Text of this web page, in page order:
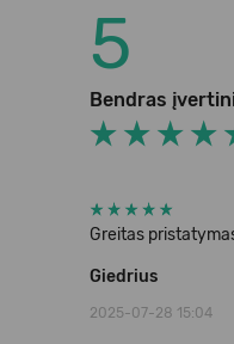
5
Bendras
Greitas
Giedrius
2025-07-28 15:04